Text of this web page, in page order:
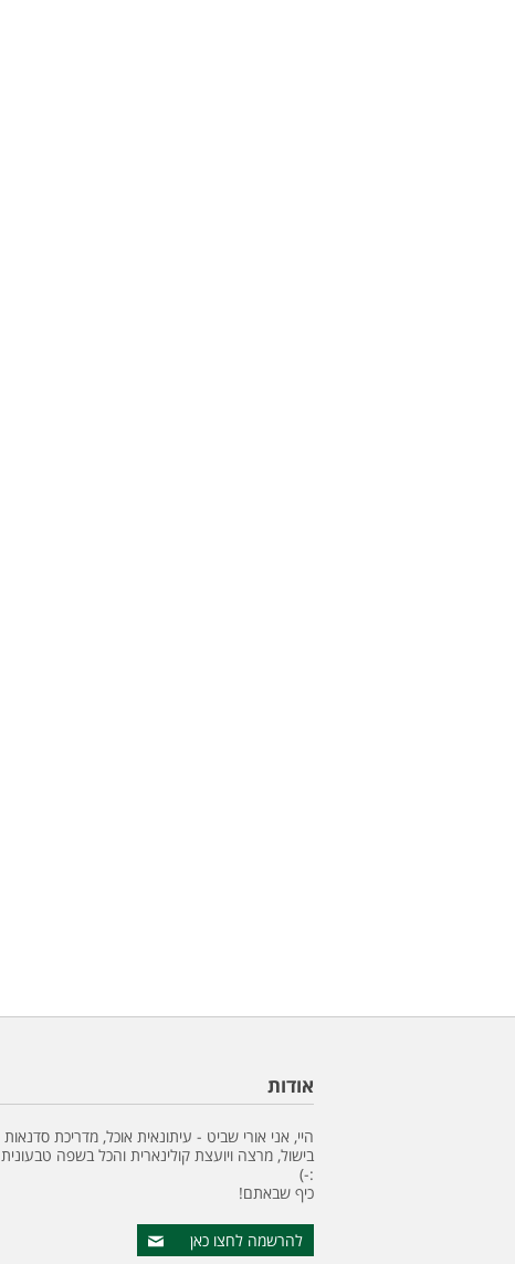
אודות
היי, אני אורי שביט - עיתונאית אוכל, מדריכת סדנאות
בישול, מרצה ויועצת קולינארית והכל בשפה טבעונית
:-)
כיף שבאתם!
להרשמה לחצו כאן